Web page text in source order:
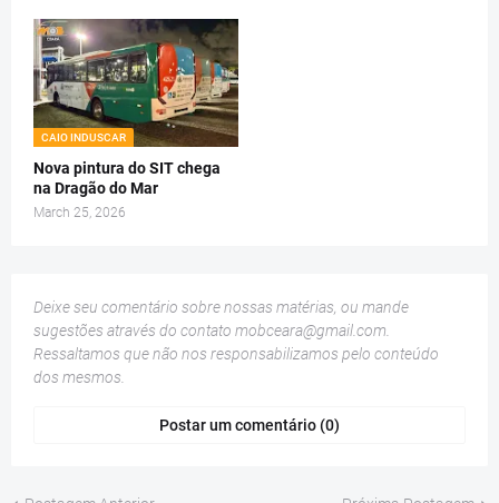
CAIO INDUSCAR
Nova pintura do SIT chega
na Dragão do Mar
March 25, 2026
Deixe seu comentário sobre nossas matérias, ou mande
sugestões através do contato mobceara@gmail.com.
Ressaltamos que não nos responsabilizamos pelo conteúdo
dos mesmos.
Postar um comentário (0)